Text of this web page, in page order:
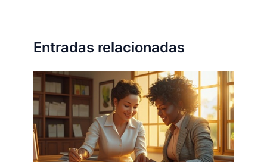
Entradas relacionadas